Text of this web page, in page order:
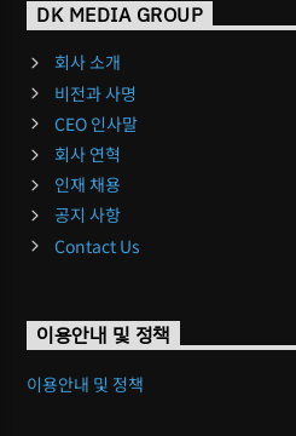
DK MEDIA GROUP
회사 소개
비전과 사명
CEO 인사말
회사 연혁
인재 채용
공지 사항
Contact Us
이용안내 및 정책
이용안내 및 정책